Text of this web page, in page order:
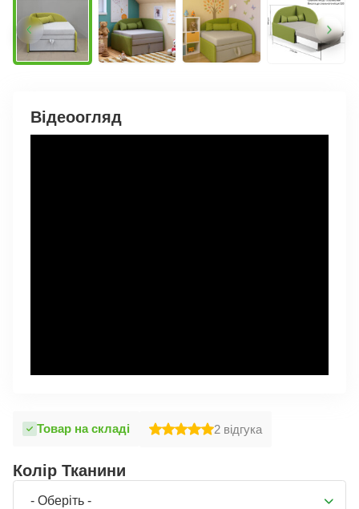
Відеоогляд
Товар на складі 2 відгука
Колір Тканини
- Оберіть -